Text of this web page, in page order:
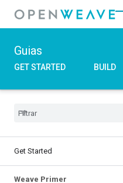
Guias
GET STARTED BUILD
Get Started
Weave Primer